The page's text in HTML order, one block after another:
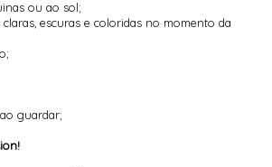
ou ao sol;
escuras e coloridas no momento da
guardar;